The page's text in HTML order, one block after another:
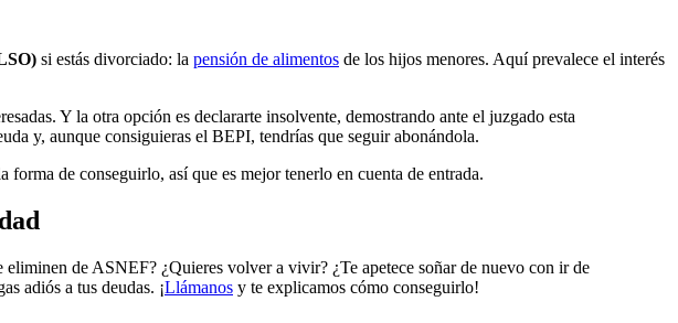
si estás divorciado: la pensión de alimentos de los hijos menores. Aquí prevalece el interés
Y la otra opción es declararte insolvente, demostrando ante el juzgado esta
y, aunque consiguieras el BEPI, tendrías que seguir abonándola.
de conseguirlo, así que es mejor tenerlo en cuenta de entrada.
de ASNEF? ¿Quieres volver a vivir? ¿Te apetece soñar de nuevo con ir de
adiós a tus deudas. ¡Llámanos y te explicamos cómo conseguirlo!